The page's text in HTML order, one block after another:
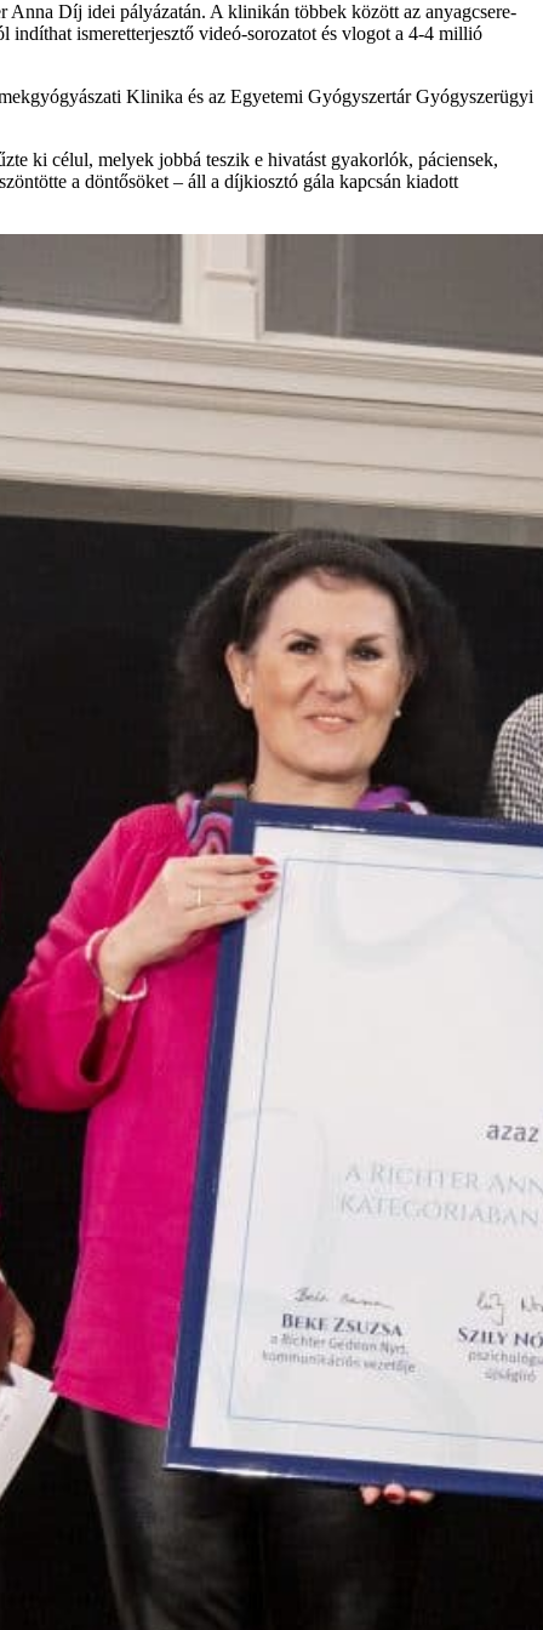
Díj idei pályázatán. A klinikán többek között az anyagcsere-
indíthat ismeretterjesztő videó-sorozatot és vlogot a 4-4 millió
Klinika és az Egyetemi Gyógyszertár Gyógyszerügyi
ki célul, melyek jobbá teszik e hivatást gyakorlók, páciensek,
a döntősöket – áll a díjkiosztó gála kapcsán kiadott